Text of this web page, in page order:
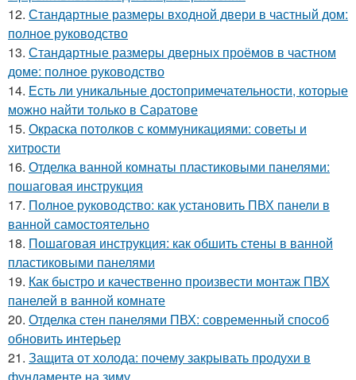
12. Стандартные размеры входной двери в частный дом:
полное руководство
13. Стандартные размеры дверных проёмов в частном
доме: полное руководство
14. Есть ли уникальные достопримечательности, которые
можно найти только в Саратове
15. Окраска потолков с коммуникациями: советы и
хитрости
16. Отделка ванной комнаты пластиковыми панелями:
пошаговая инструкция
17. Полное руководство: как установить ПВХ панели в
ванной самостоятельно
18. Пошаговая инструкция: как обшить стены в ванной
пластиковыми панелями
19. Как быстро и качественно произвести монтаж ПВХ
панелей в ванной комнате
20. Отделка стен панелями ПВХ: современный способ
обновить интерьер
21. Защита от холода: почему закрывать продухи в